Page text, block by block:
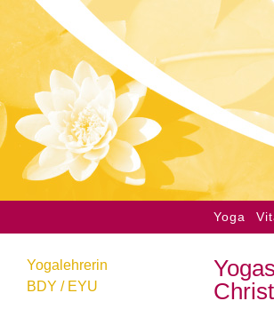
Yoga
Yogalehrerin
BDY / EYU